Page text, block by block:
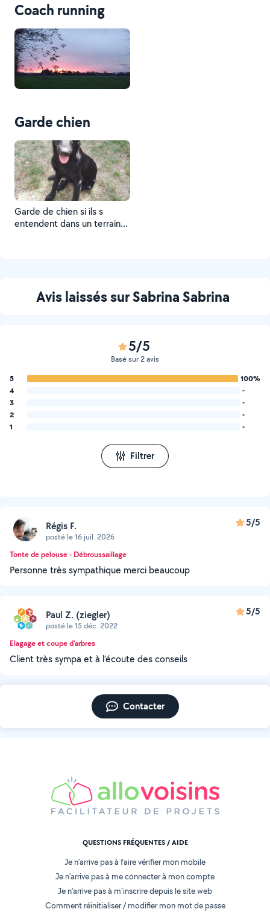
Coach running
Garde chien
Garde de chien si ils s
entendent dans un terrain
Avis laissés sur Sabrina Sabrina
5/5
Basé sur 2 avis
5
100%
4
-
3
-
2
-
1
-
Filtrer
Régis F.
posté le 16 juil. 2026
5/5
Tonte de pelouse - Débroussaillage
Personne très sympathique merci beaucoup
Paul Z. (ziegler)
posté le 15 déc. 2022
5/5
Elagage et coupe d'arbres
Client très sympa et à l’écoute des conseils
Contacter
QUESTIONS FRÉQUENTES / AIDE
Je n'arrive pas à faire vérifier mon mobile
Je n'arrive pas à me connecter à mon compte
Je n'arrive pas à m'inscrire depuis le site web
Comment réinitialiser / modifier mon mot de passe